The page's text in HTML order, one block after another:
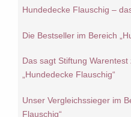
Hundedecke Flauschig –
Die Bestseller im Bereich
Das sagt Stiftung
„Hundedecke Flauschig“
Unser Vergleichssieger im
Flauschig“